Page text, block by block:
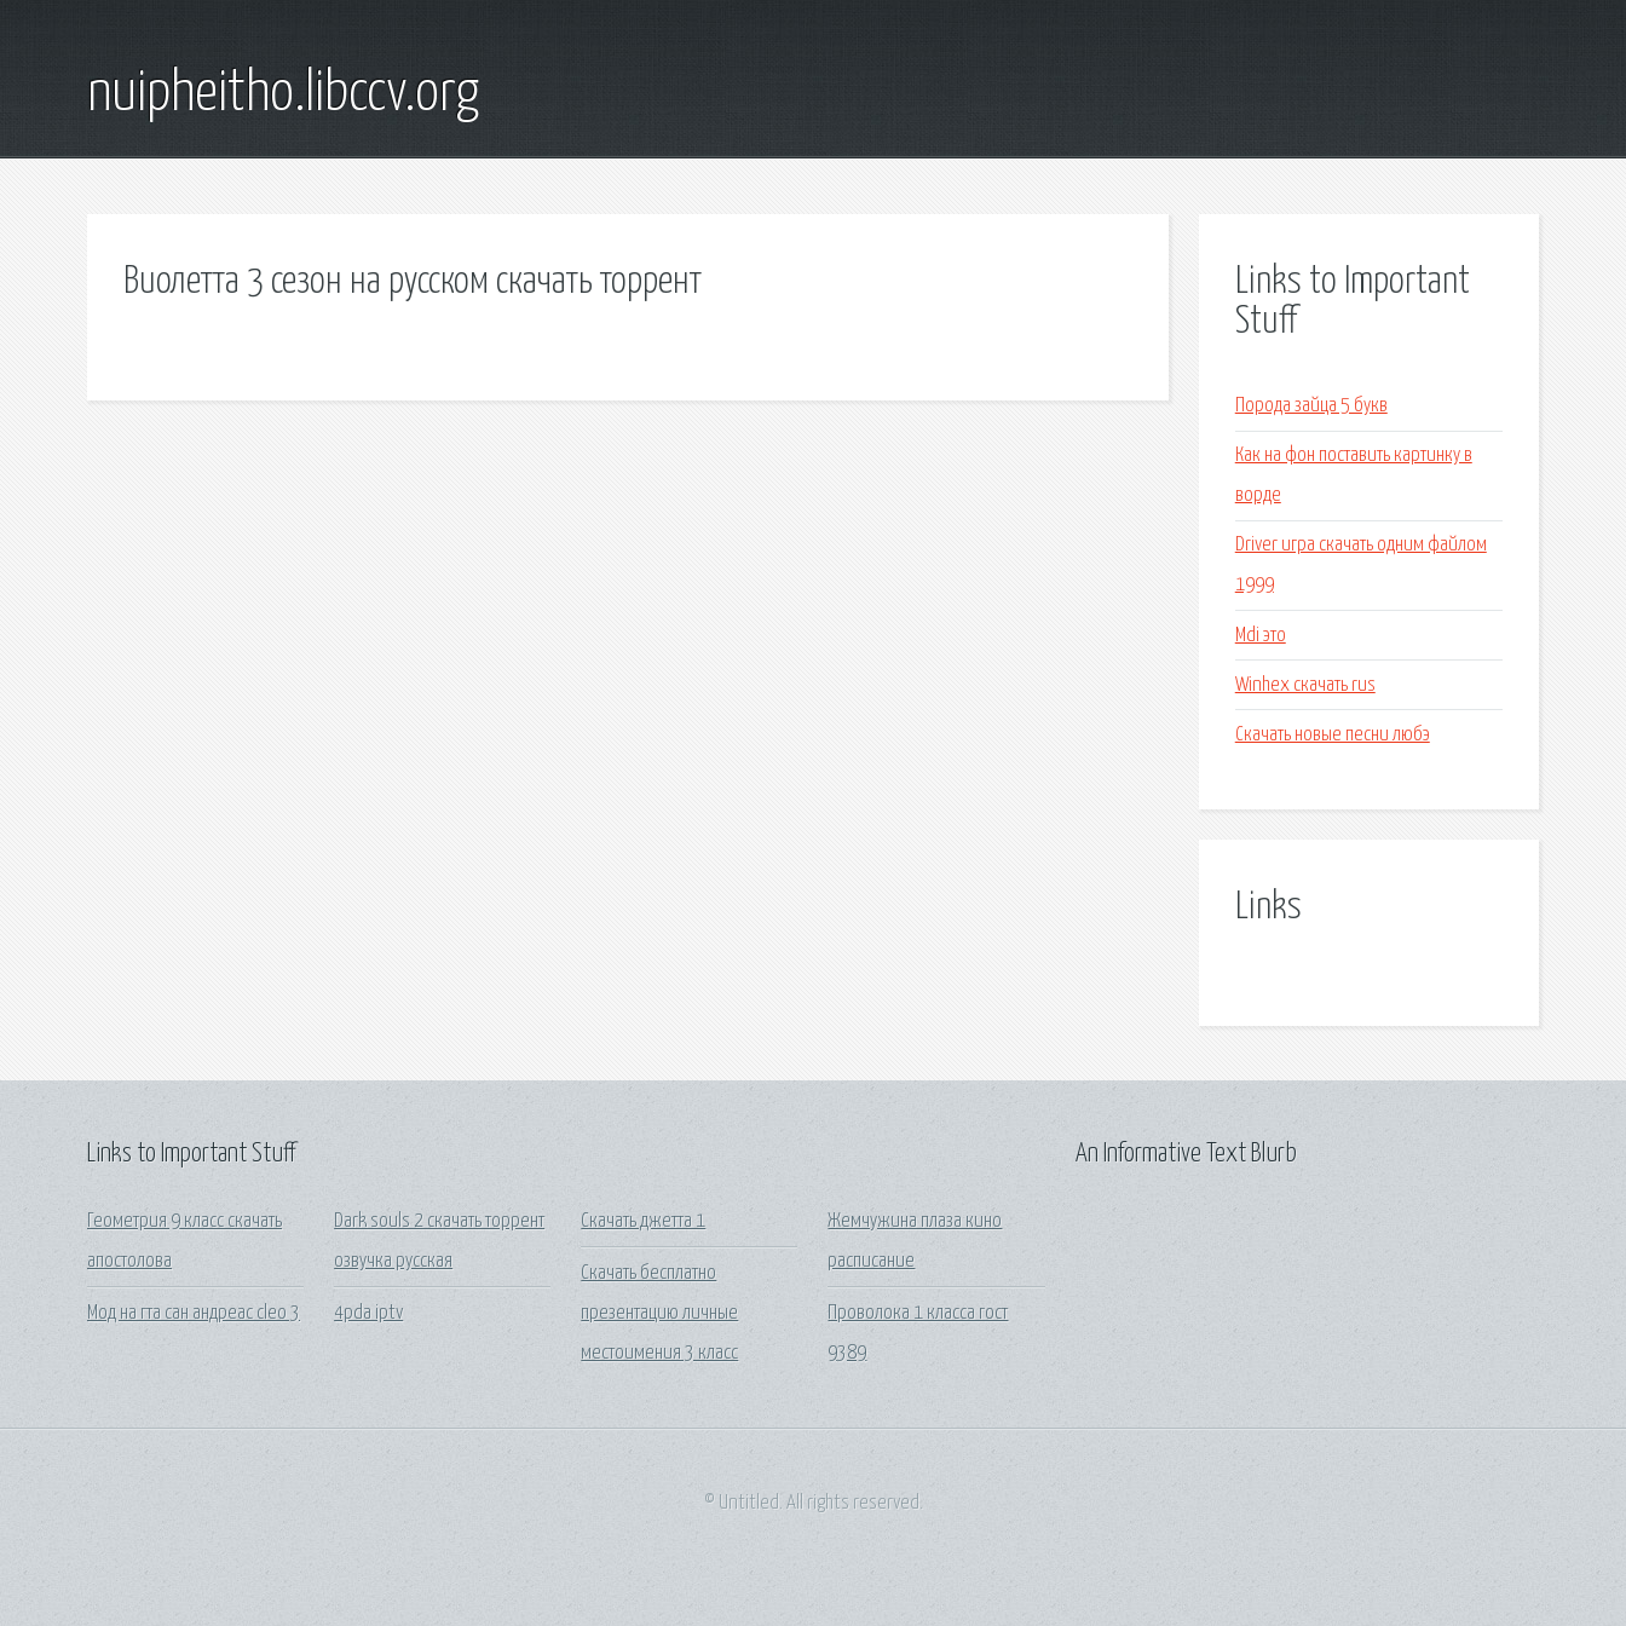
nuipheitho.libccv.org
Виолетта 3 сезон на русском скачать торрент
Links to Important
Stuff
Порода зайца 5 букв
Как на фон поставить картинку в
ворде
Driver игра скачать одним файлом
1999
Mdi это
Winhex скачать rus
Скачать новые песни любэ
Links
Links to Important Stuff
Геометрия 9 класс скачать
апостолова
Мод на гта сан андреас cleo 3
Dark souls 2 скачать торрент
озвучка русская
4pda iptv
Скачать джетта 1
Скачать бесплатно
презентацию личные
местоимения 3 класс
Жемчужина плаза кино
расписание
Проволока 1 класса гост
9389
An Informative Text Blurb
© Untitled. All rights reserved.